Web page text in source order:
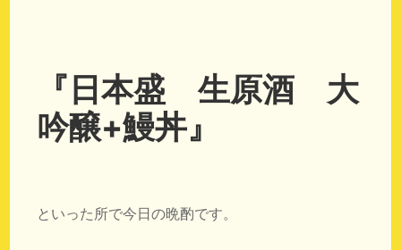
『日本盛 生原酒 大
吟醸+鰻丼』
といった所で今日の晩酌です。